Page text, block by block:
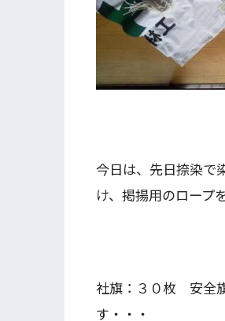
今日は、先日捺染で
け、掲揚用のロープ
社旗：３０枚 安全
す・・・